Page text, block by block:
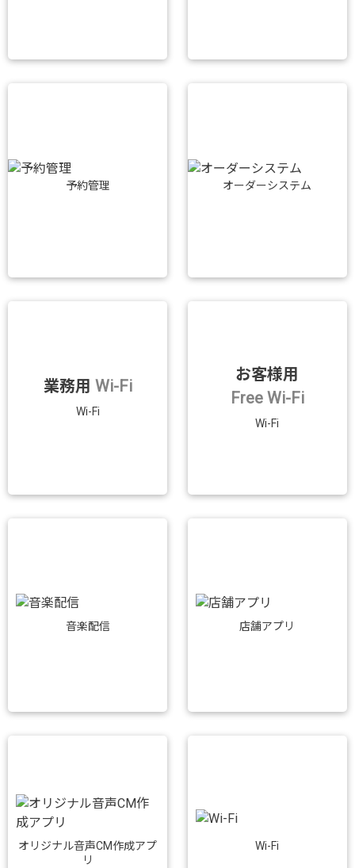
予約管理 オーダーシステム
業務用 Wi-Fi
Wi-Fi
お客様用
Free Wi-Fi
Wi-Fi
音楽配信 店舗アプリ
オリジナル音声CM作成アプ
リ
Wi-Fi